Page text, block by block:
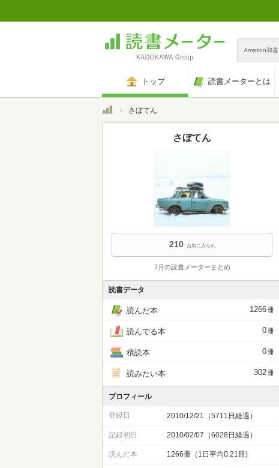
Amazon和書
トップ 読書メーターとは
トップさぼてん
さぼてん
210 お気に入られ
7月の読書メーターまとめ
読書データ
読んだ本 1266冊
読んでる本 0冊
積読本 0冊
読みたい本 302冊
プロフィール
登録日 2010/12/21（5711日経過）
記録初日 2010/02/07（6028日経過）
読んだ本 1266冊（1日平均0.21冊)